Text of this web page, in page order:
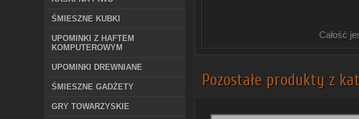
ŚMIESZNE KUBKI
UPOMINKI Z HAFTEM
KOMPUTEROWYM
UPOMINKI DREWNIANE
ŚMIESZNE GADŻETY
GRY TOWARZYSKIE
Całość
Pozostałe produkty z